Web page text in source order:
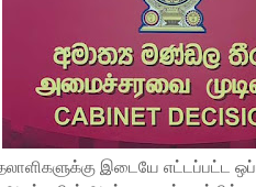
இடையே எட்டப்பட்ட